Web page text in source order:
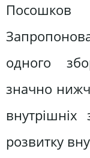
одного
значно
розвитку